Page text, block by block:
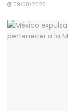
09/08/2026